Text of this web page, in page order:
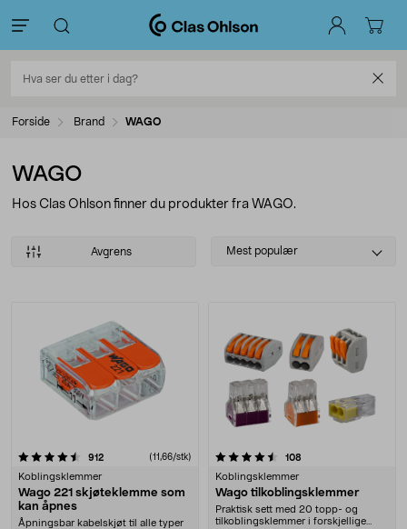
Forside Brand WAGO
WAGO
Hos Clas Ohlson finner du produkter fra WAGO.
Avgrens
Select
Mest populær
Produkter
912anmeldelser(11,66/stk)
Koblingsklemmer
Wago 221 skjøteklemme som
kan åpnes
Åpningsbar kabelskjøt til alle typer
4.5 av 5 stjerner 108
Koblingsklemmer
Wago tilkoblingsklemmer
Praktisk sett med 20 topp- og
tilkoblingsklemmer i forskjellige